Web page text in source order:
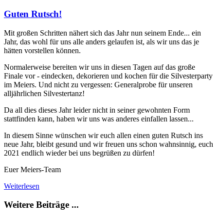
Guten Rutsch!
Mit großen Schritten nähert sich das Jahr nun seinem Ende... ein
Jahr, das wohl für uns alle anders gelaufen ist, als wir uns das je
hätten vorstellen können.
Normalerweise bereiten wir uns in diesen Tagen auf das große
Finale vor - eindecken, dekorieren und kochen für die Silvesterparty
im Meiers. Und nicht zu vergessen: Generalprobe für unseren
alljährlichen Silvestertanz!
Da all dies dieses Jahr leider nicht in seiner gewohnten Form
stattfinden kann, haben wir uns was anderes einfallen lassen...
In diesem Sinne wünschen wir euch allen einen guten Rutsch ins
neue Jahr, bleibt gesund und wir freuen uns schon wahnsinnig, euch
2021 endlich wieder bei uns begrüßen zu dürfen!
Euer Meiers-Team
Weiterlesen
Weitere Beiträge ...